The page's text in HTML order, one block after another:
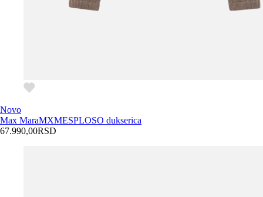
Novo
Max MaraMXMESPLOSO dukserica
67.990,00RSD